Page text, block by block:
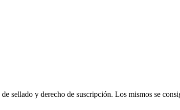
sellado y derecho de suscripción. Los mismos se